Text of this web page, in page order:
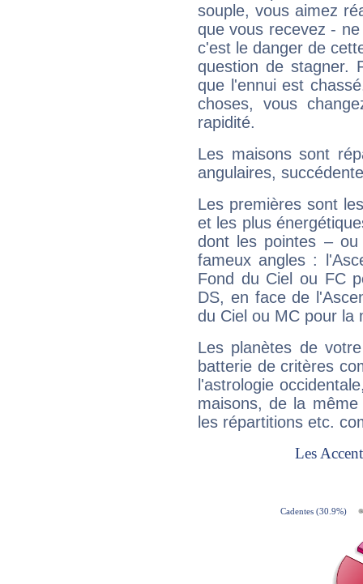
souple, vous aimez
que vous recevez -
c'est le danger de
question de stagner.
que l'ennui est
choses, vous
rapidité.
Les maisons sont
angulaires,
Les premières sont
et les plus
dont les pointes –
fameux angles :
Fond du Ciel ou FC
DS, en face de
du Ciel ou MC pour la
Les planètes de
batterie de critères
l'astrologie
maisons, de la
les répartitions etc.